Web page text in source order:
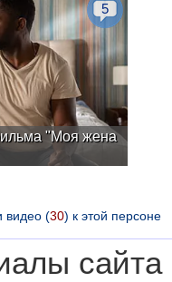
"Моя жена
5
видео (30) к этой персоне
сайта